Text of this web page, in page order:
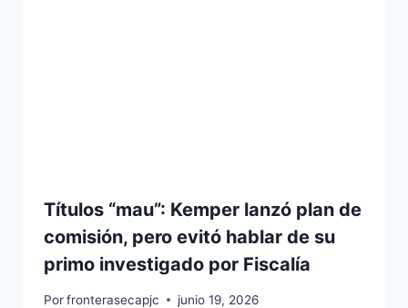
Títulos “mau”: Kemper lanzó plan de
comisión, pero evitó hablar de su
primo investigado por Fiscalía
Porfronterasecapjc junio 19, 2026